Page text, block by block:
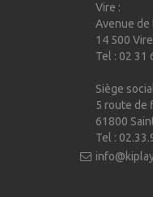
Vire :
Avenue de
14 500 Vire
Tel : 02 31
Siège
5 route de
61800
Tel :